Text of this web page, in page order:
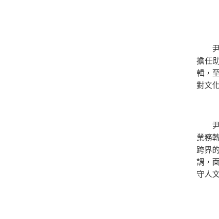
擔任
輯，
對文
業務
跨界
調，
守人